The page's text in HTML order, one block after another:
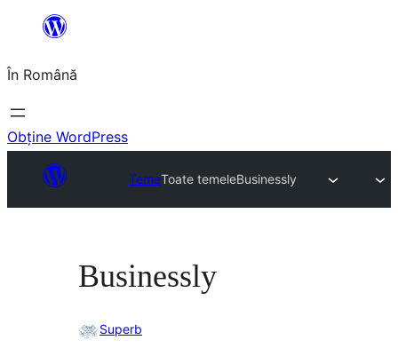
conținut
În Română
Obține WordPress
TemeToate temeleBusinessly
Businessly
Superb